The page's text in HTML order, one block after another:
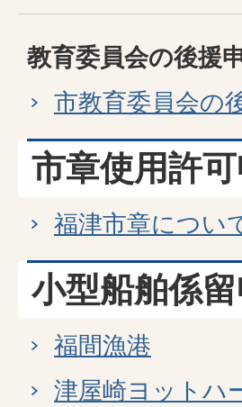
教育委員会の後援
市教育委員会の
市章使用許
福津市章につい
小型船舶係
福間漁港
津屋崎ヨットハ